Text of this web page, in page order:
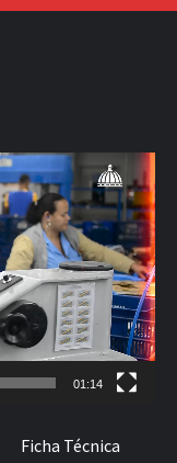
01:14
Ficha Técnica